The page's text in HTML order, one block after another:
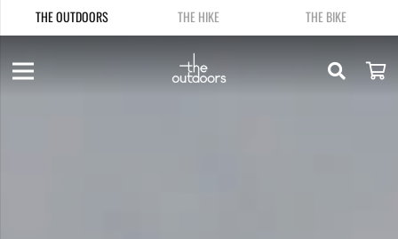
THE OUTDOORS THE HIKE THE BIKE